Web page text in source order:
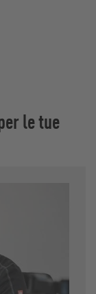
le tue